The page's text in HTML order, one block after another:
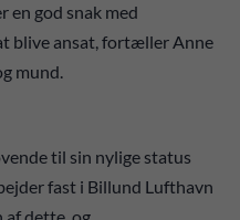
en god snak med
blive ansat, fortæller Anne
mund.
til sin nylige status
fast i Billund Lufthavn